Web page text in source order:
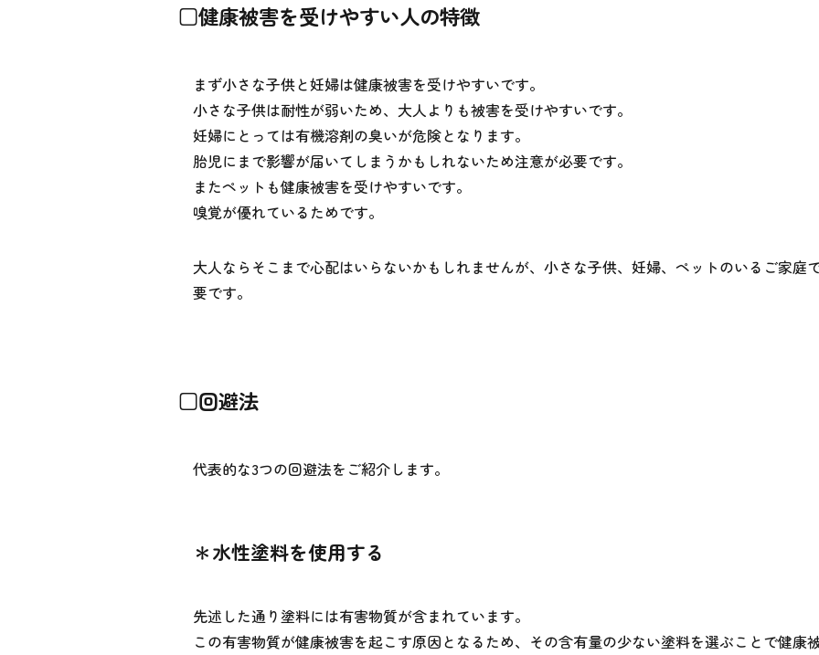
□健康被害を受けやすい人の特徴
まず小さな子供と妊婦は健康被害を受けやすいです。
小さな子供は耐性が弱いため、大人よりも被害を受けやすいです。
妊婦にとっては有機溶剤の臭いが危険となります。
胎児にまで影響が届いてしまうかもしれないため注意が必要です。
またペットも健康被害を受けやすいです。
嗅覚が優れているためです。
大人ならそこまで心配はいらないかもしれませんが、小さな子供、妊婦、ペットのいるご家庭
要です。
□回避法
代表的な3つの回避法をご紹介します。
＊水性塗料を使用する
先述した通り塗料には有害物質が含まれています。
この有害物質が健康被害を起こす原因となるため、その含有量の少ない塗料を選ぶことで健康